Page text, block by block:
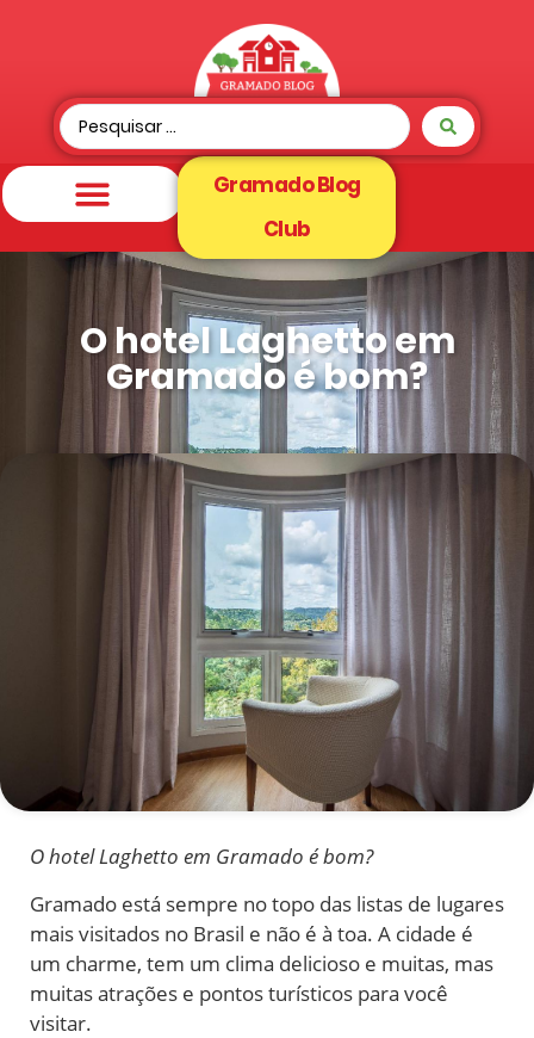
Gramado Blog
Club
O hotel Laghetto em
Gramado é bom?
O hotel Laghetto em Gramado é bom?
Gramado está sempre no topo das listas de lugares
mais visitados no Brasil e não é à toa. A cidade é
um charme, tem um clima delicioso e muitas, mas
muitas atrações e pontos turísticos para você
visitar.